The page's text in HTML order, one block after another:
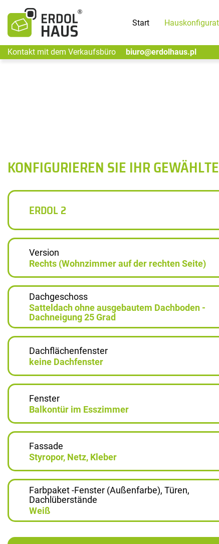
Start
Kontakt mit dem Verkaufsbüro biuro@erdolhaus.pl
KONFIGURIEREN SIE IHR
ERDOL 2
Version
Rechts (Wohnzimmer auf der rechten Seite)
Dachgeschoss
Satteldach ohne ausgebautem Dachboden -
Dachneigung 25 Grad
Dachflächenfenster
keine Dachfenster
Fenster
Balkontür im Esszimmer
Fassade
Styropor, Netz, Kleber
Farbpaket -Fenster (Außenfarbe), Türen,
Dachlüberstände
Weiß